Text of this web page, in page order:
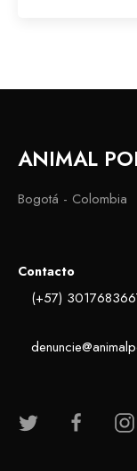
ANIMAL
Bogotá - Colombia
Contacto
(+57)